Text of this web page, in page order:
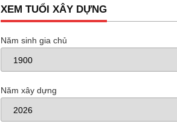
XEM TUỔI XÂY DỰNG
Năm sinh gia chủ
Năm xây dựng